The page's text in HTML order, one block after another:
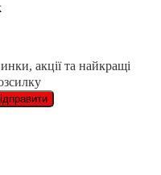
акції та найкращі